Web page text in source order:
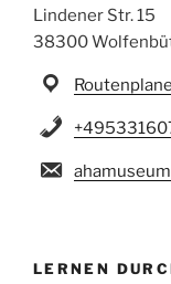
Lindener Str. 15
38300
LERNEN